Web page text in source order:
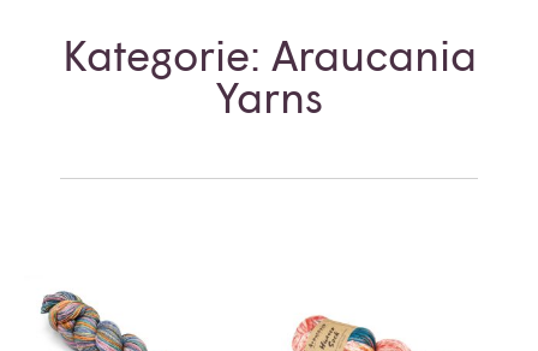
Kategorie: Araucania
Yarns